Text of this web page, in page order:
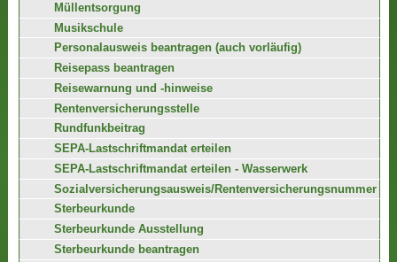
Müllentsorgung
Musikschule
Personalausweis beantragen (auch vorläufig)
Reisepass beantragen
Reisewarnung und -hinweise
Rentenversicherungsstelle
Rundfunkbeitrag
SEPA-Lastschriftmandat erteilen
SEPA-Lastschriftmandat erteilen - Wasserwerk
Sozialversicherungsausweis/Rentenversicherungsnummer
Sterbeurkunde
Sterbeurkunde Ausstellung
Sterbeurkunde beantragen